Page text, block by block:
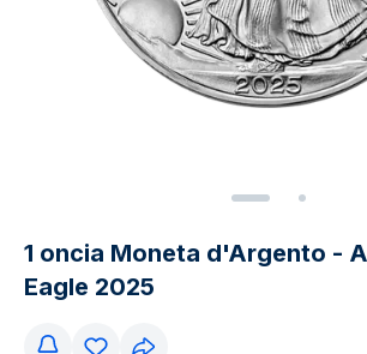
1 oncia Moneta d'Argento -
Eagle 2025